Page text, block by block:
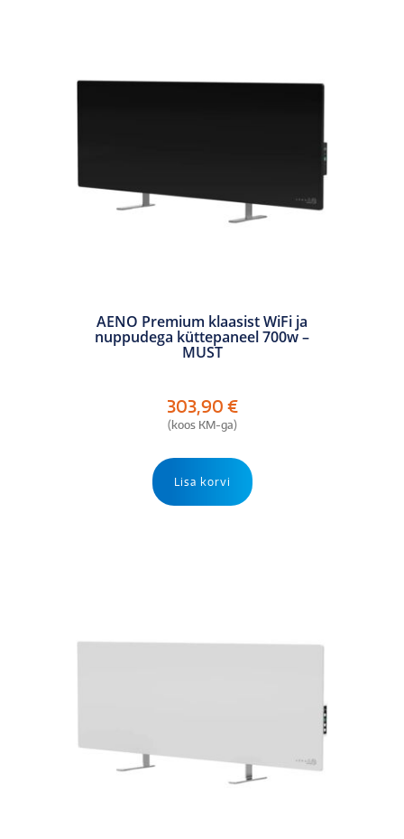
AENO Premium klaasist WiFi ja
nuppudega küttepaneel 700w –
MUST
303,90 €
(koos KM-ga)
Lisa korvi